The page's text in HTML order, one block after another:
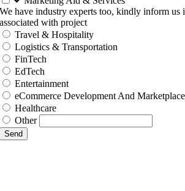
We have industry experts too, kindly inform us
associated with project
Travel & Hospitality
Logistics & Transportation
FinTech
EdTech
Entertainment
eCommerce Development And Marketplace
Healthcare
Other
Send